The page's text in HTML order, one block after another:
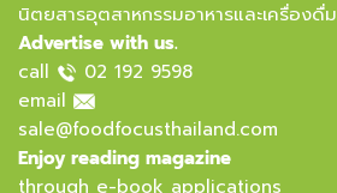
นิตยสารอุตสาหกรรมอาหารและเครื่องดื่ม
Advertise with us.
call
02 192 9598
email
sale@foodfocusthailand.com
Enjoy reading magazine
through e-book applications